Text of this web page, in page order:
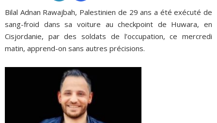
Bilal Adnan Rawajbah, Palestinien de 29 ans a été exécuté de
sang-froid dans sa voiture au checkpoint de Huwara, en
Cisjordanie, par des soldats de l’occupation, ce mercredi
matin, apprend-on sans autres précisions.